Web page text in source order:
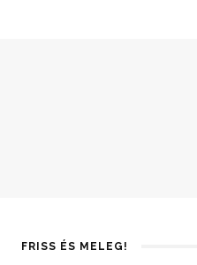
FRISS ÉS MELEG!